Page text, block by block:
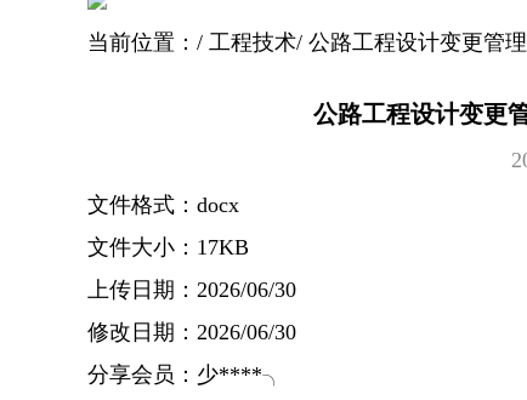
当前位置： / 工程技术/ 公路工程设计变更管
公路工程设计变更
文件格式：docx
文件大小：17KB
上传日期：2026/06/30
修改日期：2026/06/30
分享会员：少****╮